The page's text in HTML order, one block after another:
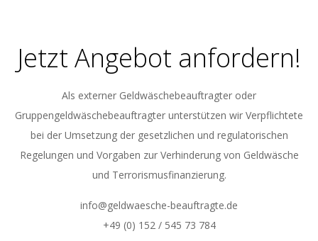
Jetzt Angebot anfordern!
Als externer Geldwäschebeauftragter oder
Gruppengeldwäschebeauftragter unterstützen wir Verpflichtete
bei der Umsetzung der gesetzlichen und regulatorischen
Regelungen und Vorgaben zur Verhinderung von Geldwäsche
und Terrorismusfinanzierung.
info@geldwaesche-beauftragte.de
+49 (0) 152 / 545 73 784